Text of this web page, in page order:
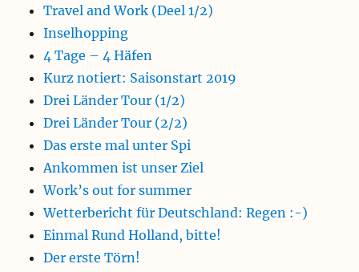
Travel and Work (Deel 1/2)
Inselhopping
4 Tage – 4 Häfen
Kurz notiert: Saisonstart 2019
Drei Länder Tour (1/2)
Drei Länder Tour (2/2)
Das erste mal unter Spi
Ankommen ist unser Ziel
Work’s out for summer
Wetterbericht für Deutschland: Regen :-)
Einmal Rund Holland, bitte!
Der erste Törn!